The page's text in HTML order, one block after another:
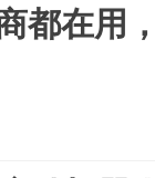
都在用